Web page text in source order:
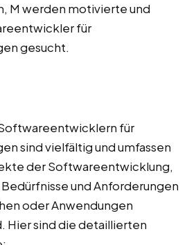
M werden motivierte und
für
gesucht.
für
sind vielfältig und umfassen
der Softwareentwicklung,
und Anforderungen
oder Anwendungen
Hier sind die detaillierten